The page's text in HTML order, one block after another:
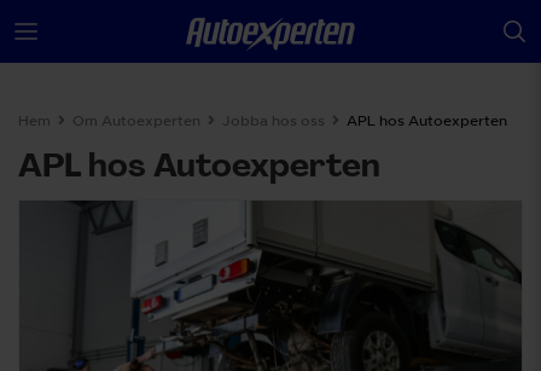
Hem Om Autoexperten Jobba hos oss APL hos Autoexperten
APL hos Autoexperten